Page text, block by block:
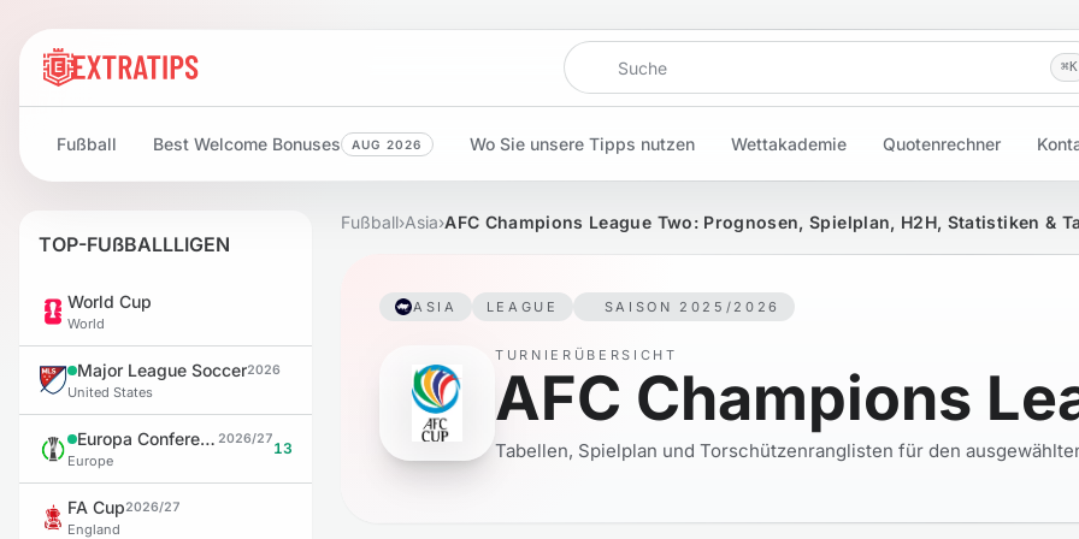
Suche
⌘K
Fußball Best Welcome Bonuses AUG 2026 Wo Sie unsere Tipps nutzen Wettakademie Quotenrechner
TOP-FUßBALLLIGEN
World Cup
World
Major League Soccer2026
United States
Europa Conference League 2026/27
Europe
13
FA Cup2026/27
England
Fußball›Asia›AFC Champions League Two: Prognosen, Spielplan, H2H, Statistiken &
ASIA LEAGUE SAISON 2025/2026
TURNIERÜBERSICHT
AFC Champions
Tabellen, Spielplan und Torschützenranglisten für den